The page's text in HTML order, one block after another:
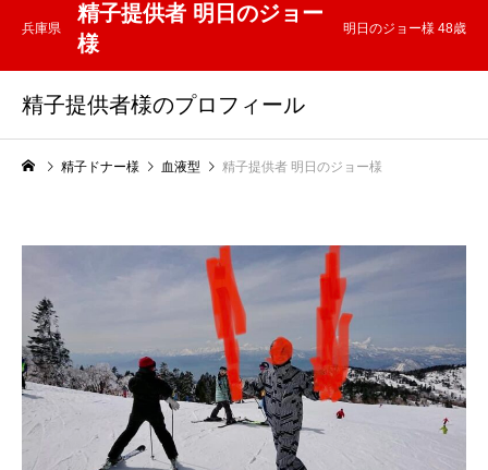
兵庫県
精子提供者 明日のジョー
様
明日のジョー様 48歳
精子提供者様のプロフィール
精子ドナー様 血液型 精子提供者 明日のジョー様